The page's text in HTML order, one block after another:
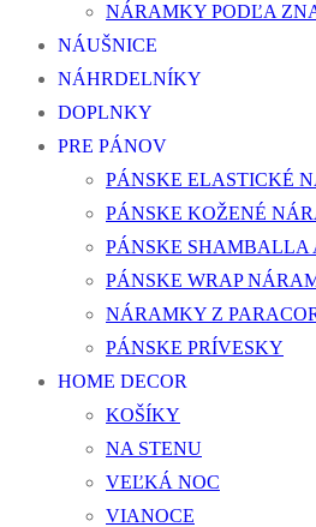
NÁRAMKY PODĽA
NÁUŠNICE
NÁHRDELNÍKY
DOPLNKY
PRE PÁNOV
PÁNSKE ELASTICKÉ
PÁNSKE KOŽENÉ
PÁNSKE
PÁNSKE WRAP
NÁRAMKY Z
PÁNSKE PRÍVESKY
HOME DECOR
KOŠÍKY
NA STENU
VEĽKÁ NOC
VIANOCE